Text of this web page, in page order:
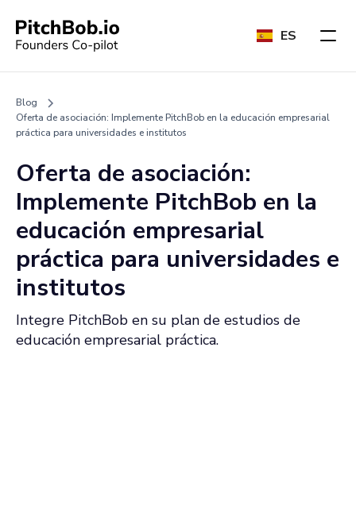
ES
Blog
Oferta de asociación: Implemente PitchBob en la educación empresarial
práctica para universidades e institutos
Oferta de asociación:
Implemente PitchBob en la
educación empresarial
práctica para universidades e
institutos
Integre PitchBob en su plan de estudios de
educación empresarial práctica.